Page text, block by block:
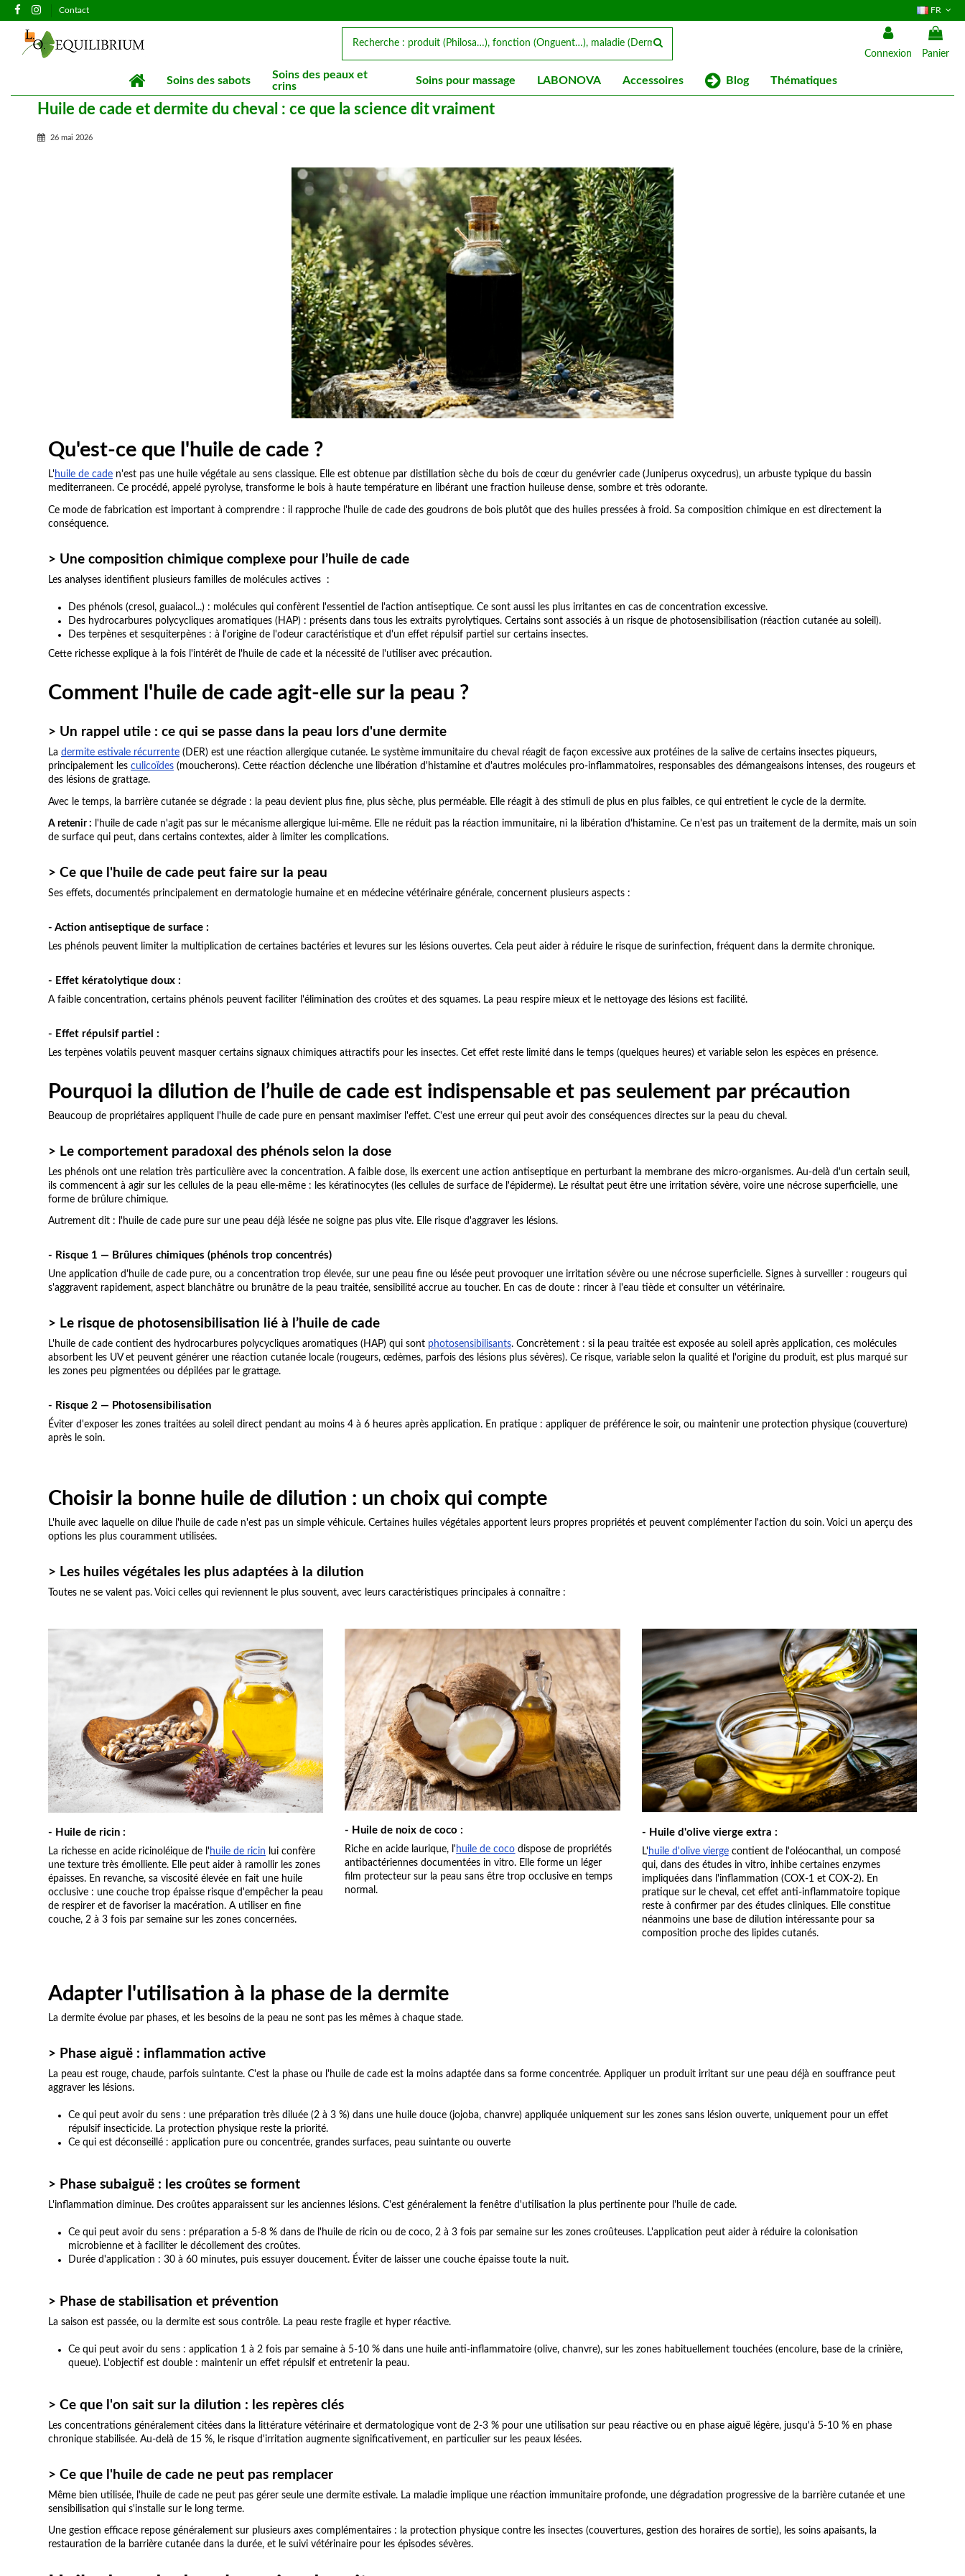
Contact FR
Connexion Panier
Soins des sabots
Soins des peaux et
crins
Soins pour massage LABONOVA Accessoires Blog Thématiques
Huile de cade et dermite du cheval : ce que la science dit vraiment
26 mai 2026
Qu'est-ce que l'huile de cade ?
L' huile de cade n'est pas une huile végétale au sens classique. Elle est obtenue par distillation sèche du bois de cœur du genévrier cade (Juniperus oxycedrus), un arbuste typique du bassin
mediterraneen. Ce procédé, appelé pyrolyse, transforme le bois à haute température en libérant une fraction huileuse dense, sombre et très odorante.
Ce mode de fabrication est important à comprendre : il rapproche l'huile de cade des goudrons de bois plutôt que des huiles pressées à froid. Sa composition chimique en est directement la
conséquence.
> Une composition chimique complexe pour l’huile de cade
Les analyses identifient plusieurs familles de molécules actives :
Des phénols (cresol, guaiacol...) : molécules qui confèrent l'essentiel de l'action antiseptique. Ce sont aussi les plus irritantes en cas de concentration excessive.
Des hydrocarbures polycycliques aromatiques (HAP) : présents dans tous les extraits pyrolytiques. Certains sont associés à un risque de photosensibilisation (réaction cutanée au soleil).
Des terpènes et sesquiterpènes : à l'origine de l'odeur caractéristique et d'un effet répulsif partiel sur certains insectes.
Cette richesse explique à la fois l'intérêt de l'huile de cade et la nécessité de l'utiliser avec précaution.
Comment l'huile de cade agit-elle sur la peau ?
> Un rappel utile : ce qui se passe dans la peau lors d'une dermite
La dermite estivale récurrente (DER) est une réaction allergique cutanée. Le système immunitaire du cheval réagit de façon excessive aux protéines de la salive de certains insectes piqueurs,
principalement les culicoïdes (moucherons). Cette réaction déclenche une libération d'histamine et d'autres molécules pro-inflammatoires, responsables des démangeaisons intenses, des rougeurs et
des lésions de grattage.
Avec le temps, la barrière cutanée se dégrade : la peau devient plus fine, plus sèche, plus perméable. Elle réagit à des stimuli de plus en plus faibles, ce qui entretient le cycle de la dermite.
A retenir : l'huile de cade n'agit pas sur le mécanisme allergique lui-même. Elle ne réduit pas la réaction immunitaire, ni la libération d'histamine. Ce n'est pas un traitement de la dermite, mais un soin
de surface qui peut, dans certains contextes, aider à limiter les complications.
> Ce que l'huile de cade peut faire sur la peau
Ses effets, documentés principalement en dermatologie humaine et en médecine vétérinaire générale, concernent plusieurs aspects :
- Action antiseptique de surface :
Les phénols peuvent limiter la multiplication de certaines bactéries et levures sur les lésions ouvertes. Cela peut aider à réduire le risque de surinfection, fréquent dans la dermite chronique.
- Effet kératolytique doux :
A faible concentration, certains phénols peuvent faciliter l'élimination des croûtes et des squames. La peau respire mieux et le nettoyage des lésions est facilité.
- Effet répulsif partiel :
Les terpènes volatils peuvent masquer certains signaux chimiques attractifs pour les insectes. Cet effet reste limité dans le temps (quelques heures) et variable selon les espèces en présence.
Pourquoi la dilution de l’huile de cade est indispensable et pas seulement par précaution
Beaucoup de propriétaires appliquent l'huile de cade pure en pensant maximiser l'effet. C'est une erreur qui peut avoir des conséquences directes sur la peau du cheval.
> Le comportement paradoxal des phénols selon la dose
Les phénols ont une relation très particulière avec la concentration. A faible dose, ils exercent une action antiseptique en perturbant la membrane des micro-organismes. Au-delà d'un certain seuil,
ils commencent à agir sur les cellules de la peau elle-même : les kératinocytes (les cellules de surface de l'épiderme). Le résultat peut être une irritation sévère, voire une nécrose superficielle, une
forme de brûlure chimique.
Autrement dit : l'huile de cade pure sur une peau déjà lésée ne soigne pas plus vite. Elle risque d'aggraver les lésions.
- Risque 1 — Brûlures chimiques (phénols trop concentrés)
Une application d'huile de cade pure, ou a concentration trop élevée, sur une peau fine ou lésée peut provoquer une irritation sévère ou une nécrose superficielle. Signes à surveiller : rougeurs qui
s'aggravent rapidement, aspect blanchâtre ou brunâtre de la peau traitée, sensibilité accrue au toucher. En cas de doute : rincer à l'eau tiède et consulter un vétérinaire.
> Le risque de photosensibilisation lié à l’huile de cade
L'huile de cade contient des hydrocarbures polycycliques aromatiques (HAP) qui sont photosensibilisants. Concrètement : si la peau traitée est exposée au soleil après application, ces molécules
absorbent les UV et peuvent générer une réaction cutanée locale (rougeurs, œdèmes, parfois des lésions plus sévères). Ce risque, variable selon la qualité et l'origine du produit, est plus marqué sur
les zones peu pigmentées ou dépilées par le grattage.
- Risque 2 — Photosensibilisation
Éviter d'exposer les zones traitées au soleil direct pendant au moins 4 à 6 heures après application. En pratique : appliquer de préférence le soir, ou maintenir une protection physique (couverture)
après le soin.
Choisir la bonne huile de dilution : un choix qui compte
L'huile avec laquelle on dilue l'huile de cade n'est pas un simple véhicule. Certaines huiles végétales apportent leurs propres propriétés et peuvent complémenter l'action du soin. Voici un aperçu des
options les plus couramment utilisées.
> Les huiles végétales les plus adaptées à la dilution
Toutes ne se valent pas. Voici celles qui reviennent le plus souvent, avec leurs caractéristiques principales à connaître :
- Huile de ricin :
La richesse en acide ricinoléique de l' huile de ricin lui confère
une texture très émolliente. Elle peut aider à ramollir les zones
épaisses. En revanche, sa viscosité élevée en fait une huile
occlusive : une couche trop épaisse risque d'empêcher la peau
de respirer et de favoriser la macération. A utiliser en fine
couche, 2 à 3 fois par semaine sur les zones concernées.
- Huile de noix de coco :
Riche en acide laurique, l' huile de coco dispose de propriétés
antibactériennes documentées in vitro. Elle forme un léger
film protecteur sur la peau sans être trop occlusive en temps
normal.
- Huile d'olive vierge extra :
L' huile d'olive viergecontient de l'oléocanthal, un composé
qui, dans des études in vitro, inhibe certaines enzymes
impliquées dans l'inflammation (COX-1 et COX-2). En
pratique sur le cheval, cet effet anti-inflammatoire topique
reste à confirmer par des études cliniques. Elle constitue
néanmoins une base de dilution intéressante pour sa
composition proche des lipides cutanés.
Adapter l'utilisation à la phase de la dermite
La dermite évolue par phases, et les besoins de la peau ne sont pas les mêmes à chaque stade.
> Phase aiguë : inflammation active
La peau est rouge, chaude, parfois suintante. C'est la phase ou l'huile de cade est la moins adaptée dans sa forme concentrée. Appliquer un produit irritant sur une peau déjà en souffrance peut
aggraver les lésions.
Ce qui peut avoir du sens : une préparation très diluée (2 à 3 %) dans une huile douce (jojoba, chanvre) appliquée uniquement sur les zones sans lésion ouverte, uniquement pour un effet
répulsif insecticide. La protection physique reste la priorité.
Ce qui est déconseillé : application pure ou concentrée, grandes surfaces, peau suintante ou ouverte
> Phase subaiguë : les croûtes se forment
L'inflammation diminue. Des croûtes apparaissent sur les anciennes lésions. C'est généralement la fenêtre d'utilisation la plus pertinente pour l'huile de cade.
Ce qui peut avoir du sens : préparation a 5-8 % dans de l'huile de ricin ou de coco, 2 à 3 fois par semaine sur les zones croûteuses. L'application peut aider à réduire la colonisation
microbienne et à faciliter le décollement des croûtes.
Durée d'application : 30 à 60 minutes, puis essuyer doucement. Éviter de laisser une couche épaisse toute la nuit.
> Phase de stabilisation et prévention
La saison est passée, ou la dermite est sous contrôle. La peau reste fragile et hyper réactive.
Ce qui peut avoir du sens : application 1 à 2 fois par semaine à 5-10 % dans une huile anti-inflammatoire (olive, chanvre), sur les zones habituellement touchées (encolure, base de la crinière,
queue). L'objectif est double : maintenir un effet répulsif et entretenir la peau.
> Ce que l'on sait sur la dilution : les repères clés
Les concentrations généralement citées dans la littérature vétérinaire et dermatologique vont de 2-3 % pour une utilisation sur peau réactive ou en phase aiguë légère, jusqu'à 5-10 % en phase
chronique stabilisée. Au-delà de 15 %, le risque d'irritation augmente significativement, en particulier sur les peaux lésées.
> Ce que l'huile de cade ne peut pas remplacer
Même bien utilisée, l'huile de cade ne peut pas gérer seule une dermite estivale. La maladie implique une réaction immunitaire profonde, une dégradation progressive de la barrière cutanée et une
sensibilisation qui s'installe sur le long terme.
Une gestion efficace repose généralement sur plusieurs axes complémentaires : la protection physique contre les insectes (couvertures, gestion des horaires de sortie), les soins apaisants, la
restauration de la barrière cutanée dans la durée, et le suivi vétérinaire pour les épisodes sévères.